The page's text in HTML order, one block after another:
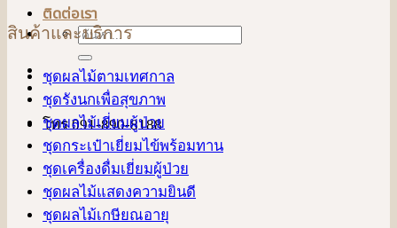
ติดต่อเรา
ค้นหา:
โทร 091-890-8188
สินค้าและบริการ
ชุดผลไม้ตามเทศกาล
ชุดรังนกเพื่อสุขภาพ
ชุดผลไม้เยี่ยมผู้ป่วย
ชุดกระเป๋าเยี่ยมไข้พร้อมทาน
ชุดเครื่องดื่มเยี่ยมผู้ป่วย
ชุดผลไม้แสดงความยินดี
ชุดผลไม้เกษียณอายุ